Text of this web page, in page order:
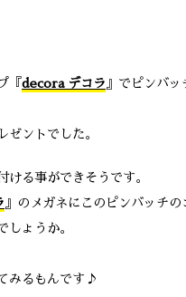
『 decora デコラ 』でピンバッ
ゼントでした。
ける事ができそうです。
』のメガネにこのピンバッチの
しょうか。
みるもんです♪